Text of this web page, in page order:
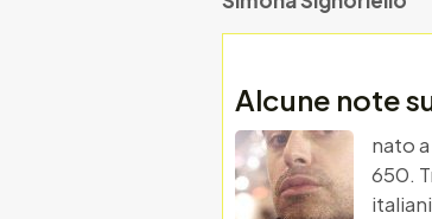
Alcune note
nato
650.